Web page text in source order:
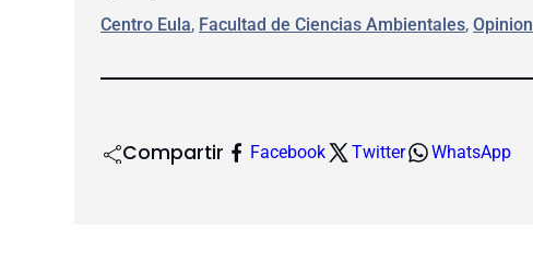
Centro Eula, Facultad de Ciencias Ambientales, Opinion
Compartir Facebook Twitter WhatsApp